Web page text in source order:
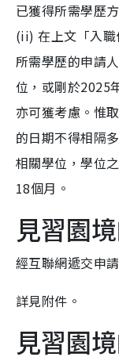
已獲得所需學歷
(ii) 在上文「入
所需學歷的申請
位，或剛於2025
亦可獲考慮。惟
的日期不得相隔
相關學位，學位
18個月。
見習園
經互聯網遞交申
詳見附件。
見習園